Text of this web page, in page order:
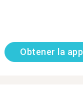
Obtener la app